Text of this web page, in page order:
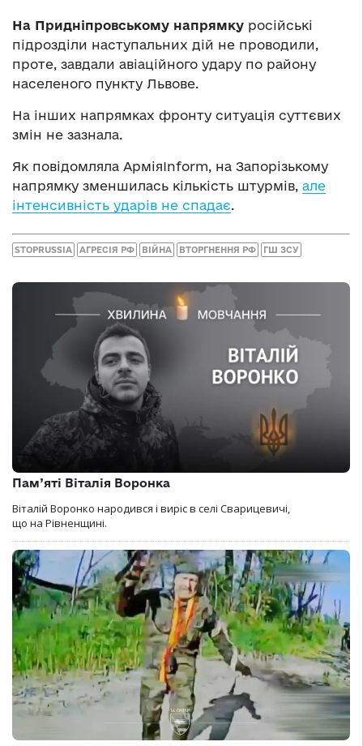
На Придніпровському напрямку російські
підрозділи наступальних дій не проводили,
проте, завдали авіаційного удару по району
населеного пункту Львове.
На інших напрямках фронту ситуація суттєвих
змін не зазнала.
Як повідомляла АрміяInform, на Запорізькому
напрямку зменшилась кількість штурмів, але
інтенсивність ударів не спадає.
STOPRUSSIA АГРЕСІЯ РФ ВІЙНА ВТОРГНЕННЯ РФ ГШ ЗСУ
Пам’яті Віталія Воронка
Віталій Воронко народився і виріс в селі Сварицевичі,
що на Рівненщині.